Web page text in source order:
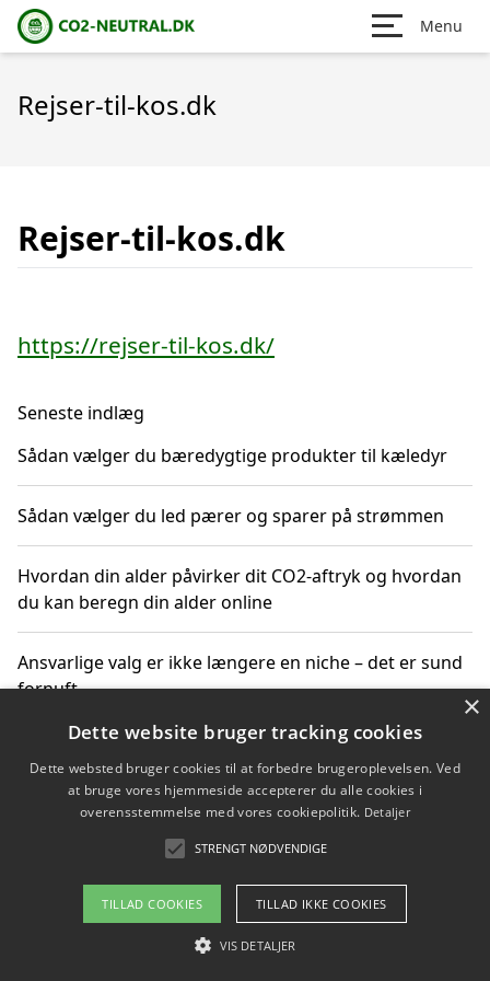
Menu
Rejser-til-kos.dk
Rejser-til-kos.dk
https://rejser-til-kos.dk/
Seneste indlæg
Sådan vælger du bæredygtige produkter til kæledyr
Sådan vælger du led pærer og sparer på strømmen
Hvordan din alder påvirker dit CO2-aftryk og hvordan
du kan beregn din alder online
Ansvarlige valg er ikke længere en niche – det er sund
fornuft
Sådan kan du handle bæredygtigt og bestil med
faktura
Om / kontakt
Blog Betingelser
×
Dette website bruger tracking cookies
Dette websted bruger cookies til at forbedre brugeroplevelsen. Ved
at bruge vores hjemmeside accepterer du alle cookies i
overensstemmelse med vores cookiepolitik. Detaljer
STRENGT NØDVENDIGE
TILLAD COOKIES TILLAD IKKE COOKIES
VIS DETALJER